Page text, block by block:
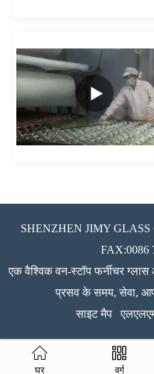
SHENZHEN JIMY GLASS
FAX:0086
एक वैश्विक वन-स्टॉप फर्नीचर ग्लास
प्रसव के समय, सेवा,
साइट मैप
घर वर्ग